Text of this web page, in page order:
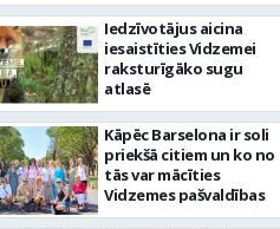
Iedzīvotājus aicina
iesaistīties Vidzemei
raksturīgāko sugu
atlasē
Kāpēc Barselona ir soli
priekšā citiem un ko no
tās var mācīties
Vidzemes pašvaldības